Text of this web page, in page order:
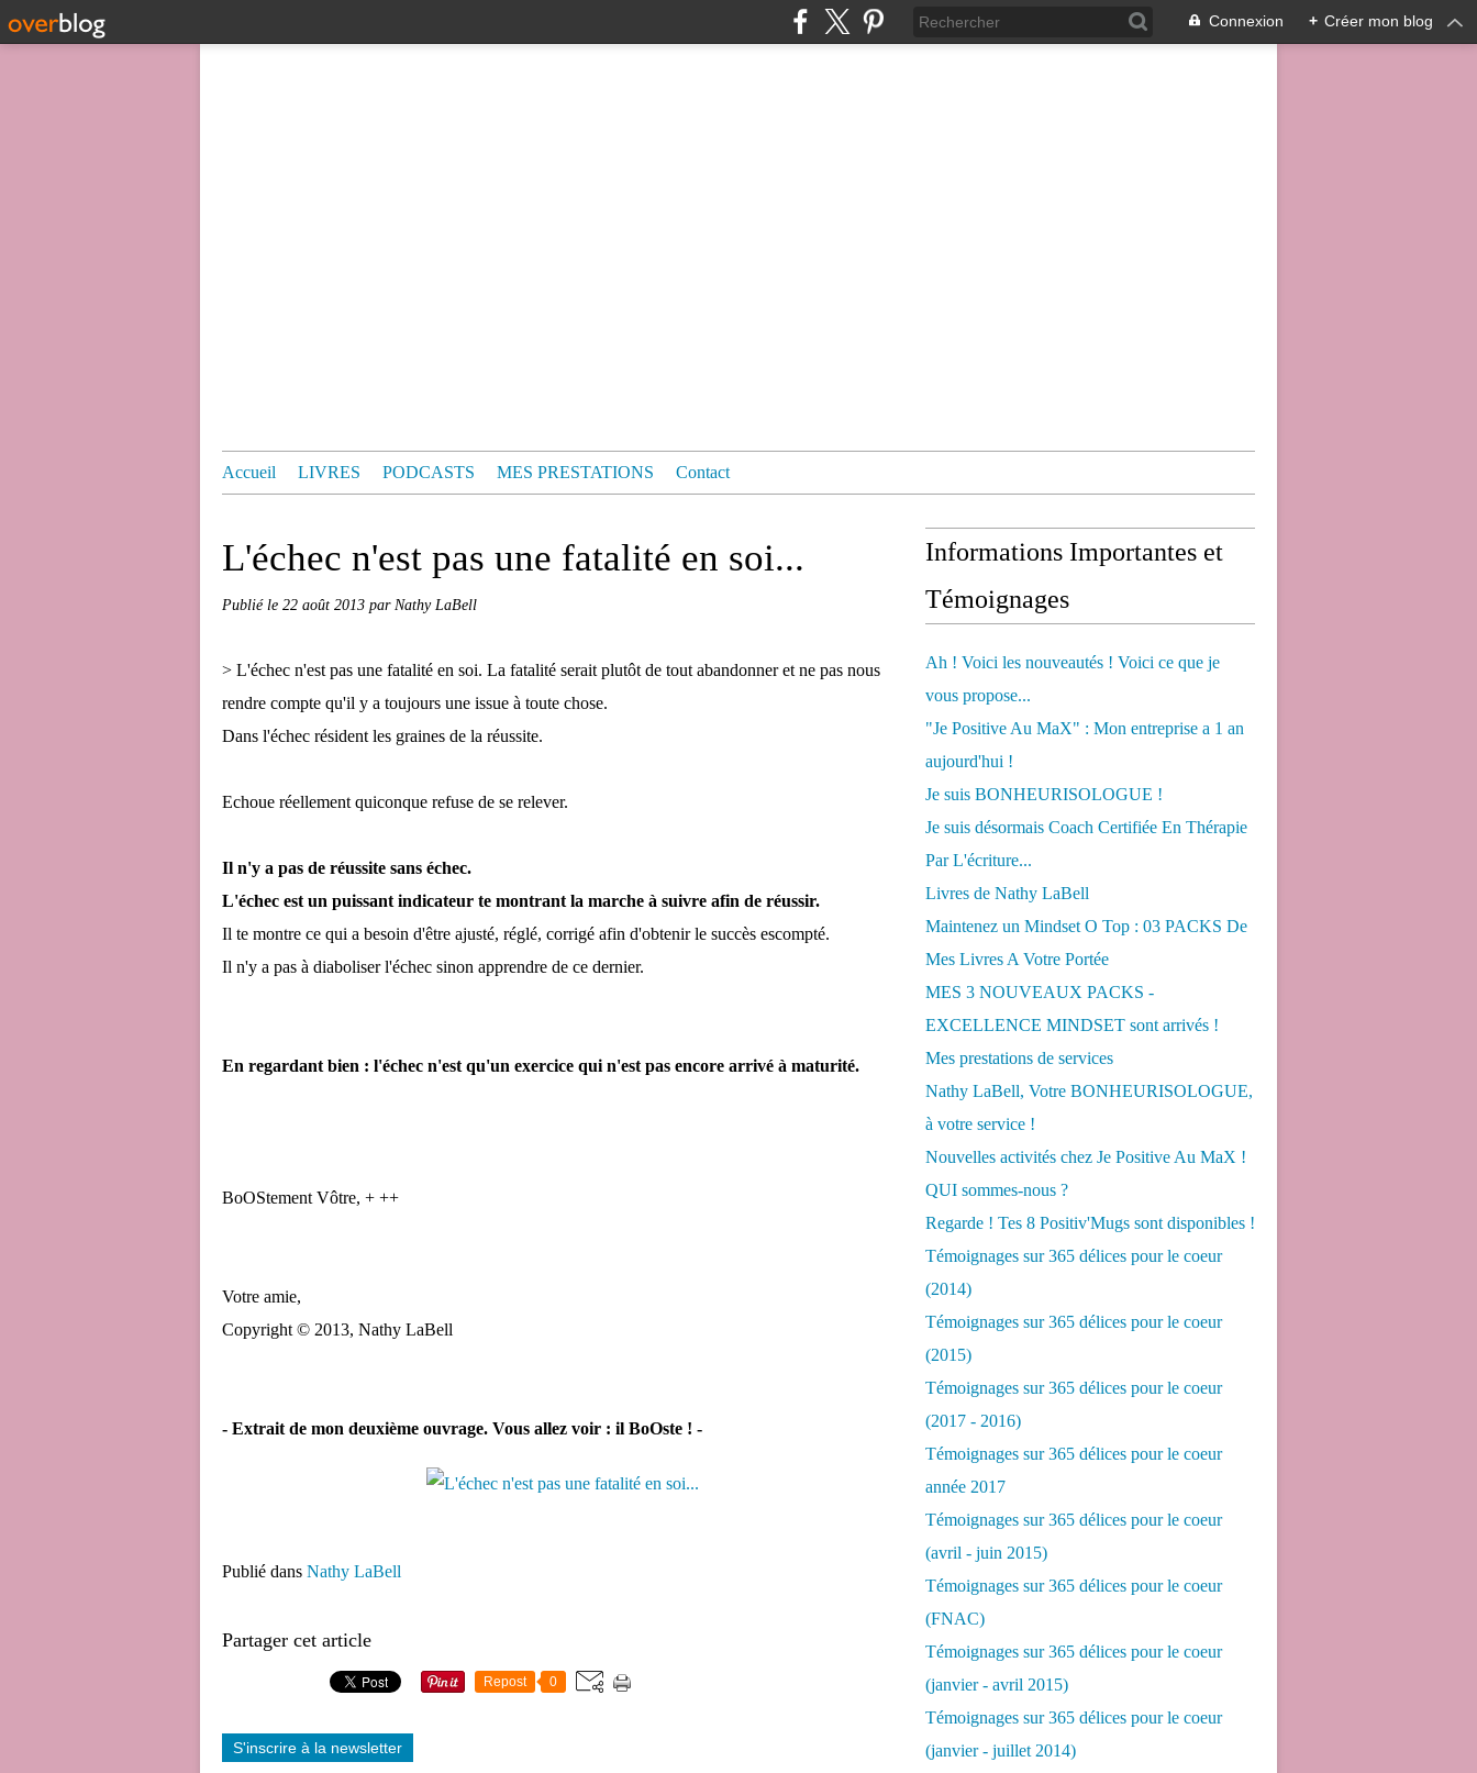
Connexion + Créer mon blog
Accueil LIVRES PODCASTS MES PRESTATIONS Contact
L'échec n'est pas une fatalité en soi...
Publié le 22 août 2013 par Nathy LaBell
> L'échec n'est pas une fatalité en soi. La fatalité serait plutôt de tout abandonner et ne pas nous
rendre compte qu'il y a toujours une issue à toute chose.
Dans l'échec résident les graines de la réussite.
Echoue réellement quiconque refuse de se relever.
Il n'y a pas de réussite sans échec.
L'échec est un puissant indicateur te montrant la marche à suivre afin de réussir.
Il te montre ce qui a besoin d'être ajusté, réglé, corrigé afin d'obtenir le succès escompté.
Il n'y a pas à diaboliser l'échec sinon apprendre de ce dernier.
En regardant bien : l'échec n'est qu'un exercice qui n'est pas encore arrivé à maturité.
BoOStement Vôtre, + ++
Votre amie,
Copyright © 2013, Nathy LaBell
- Extrait de mon deuxième ouvrage. Vous allez voir : il BoOste ! -
Publié dans Nathy LaBell
Partager cet article
Repost 0
S'inscrire à la newsletter
Informations Importantes et
Témoignages
Ah ! Voici les nouveautés ! Voici ce que je
vous propose...
"Je Positive Au MaX" : Mon entreprise a 1 an
aujourd'hui !
Je suis BONHEURISOLOGUE !
Je suis désormais Coach Certifiée En Thérapie
Par L'écriture...
Livres de Nathy LaBell
Maintenez un Mindset O Top : 03 PACKS De
Mes Livres A Votre Portée
MES 3 NOUVEAUX PACKS -
EXCELLENCE MINDSET sont arrivés !
Mes prestations de services
Nathy LaBell, Votre BONHEURISOLOGUE,
à votre service !
Nouvelles activités chez Je Positive Au MaX !
QUI sommes-nous ?
Regarde ! Tes 8 Positiv'Mugs sont disponibles !
Témoignages sur 365 délices pour le coeur
(2014)
Témoignages sur 365 délices pour le coeur
(2015)
Témoignages sur 365 délices pour le coeur
(2017 - 2016)
Témoignages sur 365 délices pour le coeur
année 2017
Témoignages sur 365 délices pour le coeur
(avril - juin 2015)
Témoignages sur 365 délices pour le coeur
(FNAC)
Témoignages sur 365 délices pour le coeur
(janvier - avril 2015)
Témoignages sur 365 délices pour le coeur
(janvier - juillet 2014)